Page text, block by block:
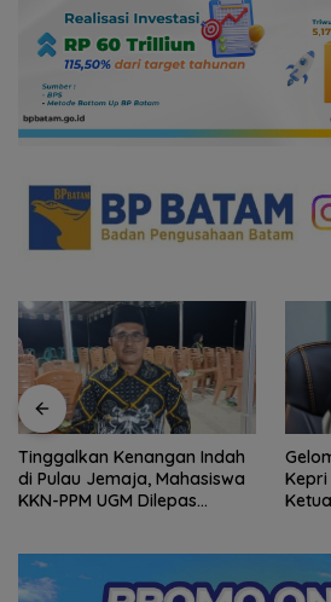
Gelombang Mundur dari PWI
Kepri Berlanjut, Socrates
Ketua Pertama Periode
BP